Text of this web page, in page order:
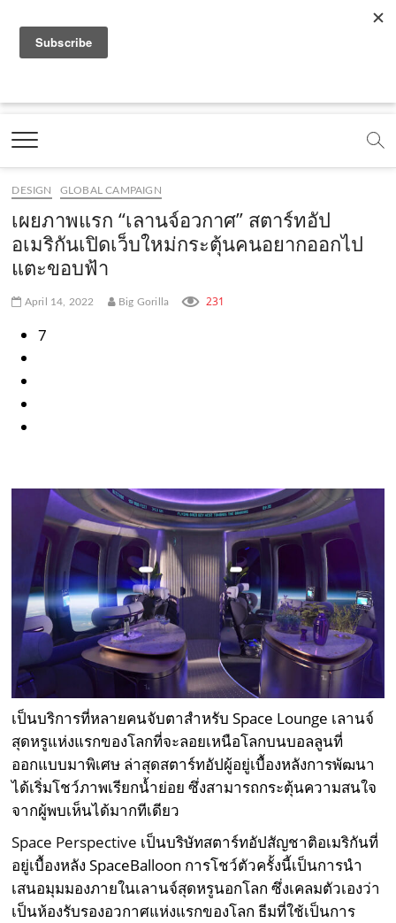
a
e
b
o
o
k
.
c
o
o
t
b
e
.
c
o
.
o
e
m
e
t
g
r
a
.
t
k
c
m
Marketing Oops!
DIGITAL | CREATIVE | ADVERTISING | CAMPAIGN |
DESIGN GLOBAL CAMPAIGN
เผยภาพแรก “เลานจ์อวกาศ” สตาร์ทอัป
อเมริกันเปิดเว็บใหม่กระตุ้นคนอยากออกไป
แตะขอบฟ้า
April 14, 2022 Big Gorilla 231
7
เป็นบริการที่หลายคนจับตาสำหรับ Space Lounge เลานจ์
สุดหรูแห่งแรกของโลกที่จะลอยเหนือโลกบนบอลลูนที่
ออกแบบมาพิเศษ ล่าสุดสตาร์ทอัปผู้อยู่เบื้องหลังการพัฒนา
ได้เริ่มโชว์ภาพเรียกน้ำย่อย ซึ่งสามารถกระตุ้นความสนใจ
จากผู้พบเห็นได้มากทีเดียว
Space Perspective เป็นบริษัทสตาร์ทอัปสัญชาติอเมริกันที่
อยู่เบื้องหลัง SpaceBalloon การโชว์ตัวครั้งนี้เป็นการนำ
เสนอมุมมองภายในเลานจ์สุดหรูนอกโลก ซึ่งเคลมตัวเองว่า
เป็นห้องรับรองอวกาศแห่งแรกของโลก ธีมที่ใช้เป็นการ